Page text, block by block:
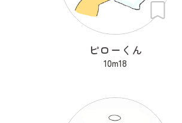
ピローくん
10m18